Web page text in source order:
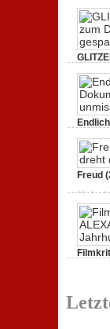
21.
3.
19. Mai
Freud
11. April